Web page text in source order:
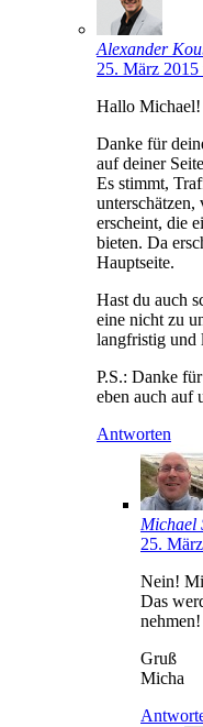
Alexander
25. März 2015
Hallo Michael!
Danke für
auf deiner
Es stimmt,
erscheint, die
bieten. Da
Hauptseite.
Hast du auch
eine nicht zu
langfristig und
P.S.: Danke
eben auch auf
Antworten
Michael
25.
Nein!
Das
nehmen!
Gruß
Micha